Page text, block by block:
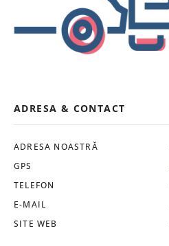
ADRESA & CONTACT
ADRESA NOASTRĂ
GPS
TELEFON
E-MAIL
SITE WEB